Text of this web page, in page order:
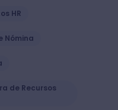
HR
Nómina
de Recursos